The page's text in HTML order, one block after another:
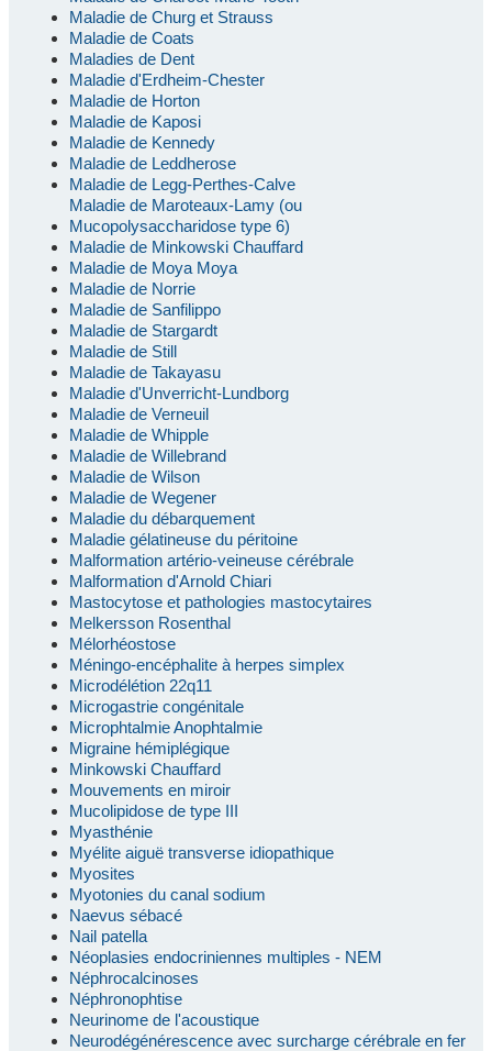
Maladie de Churg et Strauss
Maladie de Coats
Maladies de Dent
Maladie d'Erdheim-Chester
Maladie de Horton
Maladie de Kaposi
Maladie de Kennedy
Maladie de Leddherose
Maladie de Legg-Perthes-Calve
Maladie de Maroteaux-Lamy (ou
Mucopolysaccharidose type 6)
Maladie de Minkowski Chauffard
Maladie de Moya Moya
Maladie de Norrie
Maladie de Sanfilippo
Maladie de Stargardt
Maladie de Still
Maladie de Takayasu
Maladie d'Unverricht-Lundborg
Maladie de Verneuil
Maladie de Whipple
Maladie de Willebrand
Maladie de Wilson
Maladie de Wegener
Maladie du débarquement
Maladie gélatineuse du péritoine
Malformation artério-veineuse cérébrale
Malformation d'Arnold Chiari
Mastocytose et pathologies mastocytaires
Melkersson Rosenthal
Mélorhéostose
Méningo-encéphalite à herpes simplex
Microdélétion 22q11
Microgastrie congénitale
Microphtalmie Anophtalmie
Migraine hémiplégique
Minkowski Chauffard
Mouvements en miroir
Mucolipidose de type III
Myasthénie
Myélite aiguë transverse idiopathique
Myosites
Myotonies du canal sodium
Naevus sébacé
Nail patella
Néoplasies endocriniennes multiples - NEM
Néphrocalcinoses
Néphronophtise
Neurinome de l'acoustique
Neurodégénérescence avec surcharge cérébrale en fer